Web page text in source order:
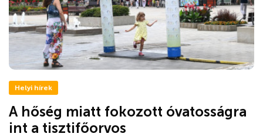
Helyi hírek
A hőség miatt fokozott óvatosságra
int a tisztifőorvos